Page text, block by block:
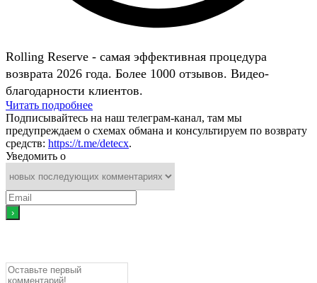
Rolling Reserve - самая эффективная процедура
возврата 2026 года. Более 1000 отзывов. Видео-
благодарности клиентов.
Читать подробнее
Подписывайтесь на наш телеграм-канал, там мы
предупреждаем о схемах обмана и консультируем по возврату
средств: https://t.me/detecx.
Уведомить о